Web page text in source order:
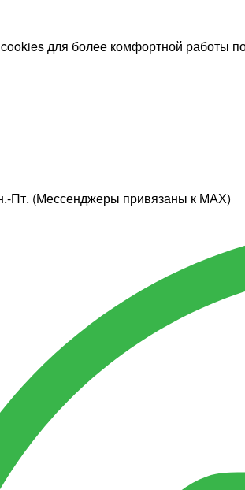
для более комфортной работы
Пт. (Мессенджеры привязаны к МАХ)